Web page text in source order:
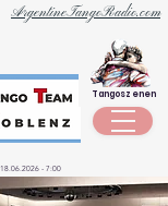
ArgentineTangoRadio.com
Tangoszenen
18.06.2026 - 7:00